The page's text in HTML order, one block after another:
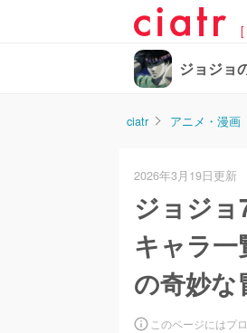
[
ジョジョ
ciatr アニメ・漫画
2026年3月19日更新
ジョジ
キャラ一
の奇妙な
このページにはプ